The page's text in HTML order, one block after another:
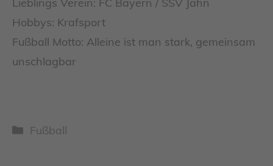
Lieblings Verein: FC Bayern / SSV Jahn
Hobbys: Krafsport
Fußball Motto: Alleine ist man stark, gemeinsam
unschlagbar
Kategorien
Fußball